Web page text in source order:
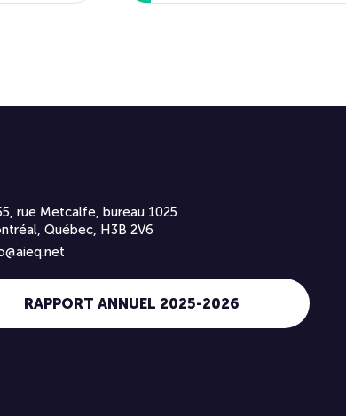
vimeo
rue Metcalfe, bureau 1025
Québec, H3B 2V6
RAPPORT ANNUEL 2025-2026